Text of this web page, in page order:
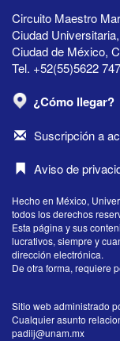
Circuito Maestro
Ciudad
Ciudad de México,
Tel. +52(55)5622
¿Cómo llegar?
Suscripción a
Aviso de
Hecho en México,
todos los derechos
Esta página y sus
lucrativos, siempre y
dirección electrónica.
De otra forma, requiere
Sitio web administrado
Cualquier asunto
padiij@unam.mx